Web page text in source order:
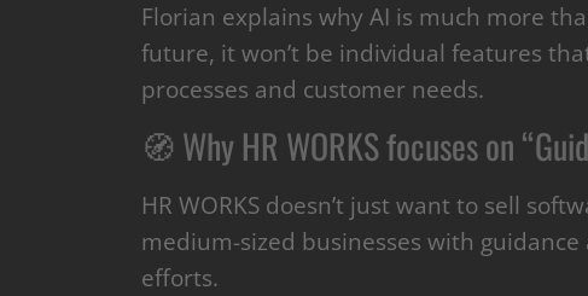
Florian explains why AI is much more
future, it won’t be individual features
processes and customer needs.
🧭 Why HR WORKS focuses on
HR WORKS doesn’t just want to sell
medium-sized businesses with
efforts.